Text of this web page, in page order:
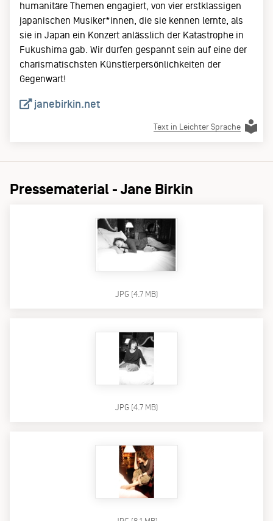
humanitäre Themen engagiert, von vier erstklassigen
japanischen Musiker*innen, die sie kennen lernte, als
sie in Japan ein Konzert anlässlich der Katastrophe in
Fukushima gab. Wir dürfen gespannt sein auf eine der
charismatischsten Künstlerpersönlichkeiten der
Gegenwart!
janebirkin.net
Text in Leichter Sprache
Pressematerial - Jane Birkin
JPG (4.7 MB)
JPG (4.7 MB)